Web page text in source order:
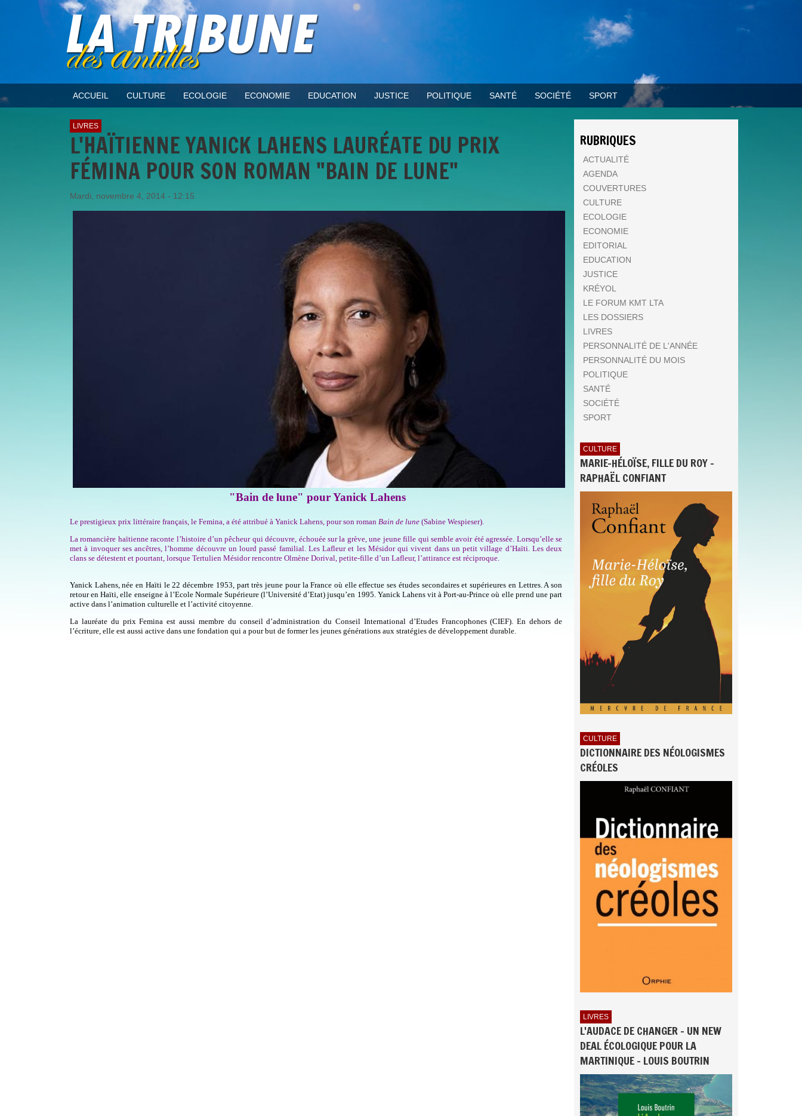
ACCUEIL CULTURE ECOLOGIE ECONOMIE EDUCATION JUSTICE POLITIQUE SANTÉ SOCIÉTÉ SPORT
LIVRES
L'HAÏTIENNE YANICK LAHENS LAURÉATE DU PRIX
FÉMINA POUR SON ROMAN "BAIN DE LUNE"
Mardi, novembre 4, 2014 - 12:15
"Bain de lune" pour Yanick Lahens
Le prestigieux prix littéraire français, le Femina, a été attribué à Yanick Lahens, pour son roman Bain de lune (Sabine Wespieser).
La romancière haïtienne raconte l’histoire d’un pêcheur qui découvre, échouée sur la grève, une jeune fille qui semble avoir été agressée. Lorsqu’elle se
met à invoquer ses ancêtres, l’homme découvre un lourd passé familial. Les Lafleur et les Mésidor qui vivent dans un petit village d’Haïti. Les deux
clans se détestent et pourtant, lorsque Tertulien Mésidor rencontre Olmène Dorival, petite-fille d’un Lafleur, l’attirance est réciproque.
Yanick Lahens, née en Haïti le 22 décembre 1953, part très jeune pour la France où elle effectue ses études secondaires et supérieures en Lettres. A son
retour en Haïti, elle enseigne à l’Ecole Normale Supérieure (l’Université d’Etat) jusqu’en 1995. Yanick Lahens vit à Port-au-Prince où elle prend une part
active dans l’animation culturelle et l’activité citoyenne.
La lauréate du prix Femina est aussi membre du conseil d’administration du Conseil International d’Etudes Francophones (CIEF). En dehors de
l’écriture, elle est aussi active dans une fondation qui a pour but de former les jeunes générations aux stratégies de développement durable.
RUBRIQUES
ACTUALITÉ
AGENDA
COUVERTURES
CULTURE
ECOLOGIE
ECONOMIE
EDITORIAL
EDUCATION
JUSTICE
KRÉYOL
LE FORUM KMT LTA
LES DOSSIERS
LIVRES
PERSONNALITÉ DE L'ANNÉE
PERSONNALITÉ DU MOIS
POLITIQUE
SANTÉ
SOCIÉTÉ
SPORT
CULTURE
MARIE-HÉLOÏSE, FILLE DU ROY -
RAPHAËL CONFIANT
CULTURE
DICTIONNAIRE DES NÉOLOGISMES
CRÉOLES
LIVRES
L'AUDACE DE CHANGER - UN NEW
DEAL ÉCOLOGIQUE POUR LA
MARTINIQUE - LOUIS BOUTRIN